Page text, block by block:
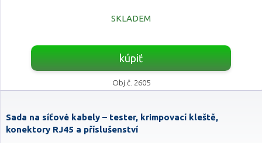
SKLADEM
kúpiť
Obj.č. 2605
Sada na síťové kabely – tester, krimpovací kleště,
konektory RJ45 a příslušenství